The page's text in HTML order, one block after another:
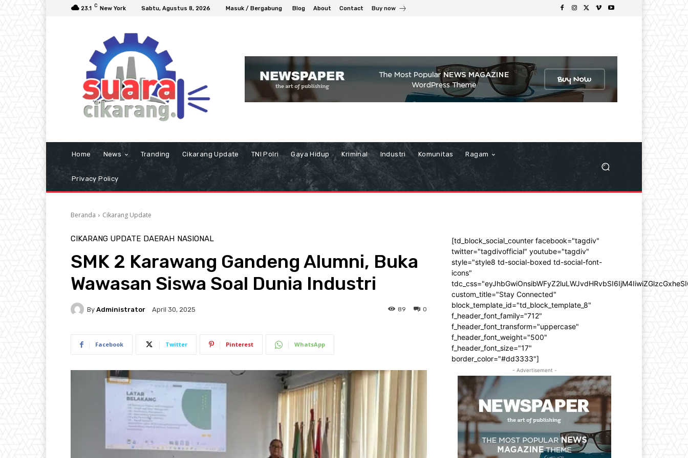
23.1 C New York Sabtu, Agustus 8, 2026 Masuk / Bergabung Blog About Contact Buy now
Home News Tranding Cikarang Update TNI Polri Gaya Hidup Kriminal Industri Komunitas Ragam
Privacy Policy
Beranda Cikarang Update
CIKARANG UPDATE DAERAH NASIONAL
SMK 2 Karawang Gandeng Alumni, Buka
Wawasan Siswa Soal Dunia Industri
By Administrator April 30, 2025 0
89
Facebook Twitter Pinterest WhatsApp
[td_block_social_counter facebook="tagdiv"
twitter="tagdivofficial" youtube="tagdiv"
style="style8 td-social-boxed td-social-font-
icons"
custom_title="Stay Connected"
block_template_id="td_block_template_8"
f_header_font_family="712"
f_header_font_transform="uppercase"
f_header_font_weight="500"
f_header_font_size="17"
border_color="#dd3333"]
- Advertisement -